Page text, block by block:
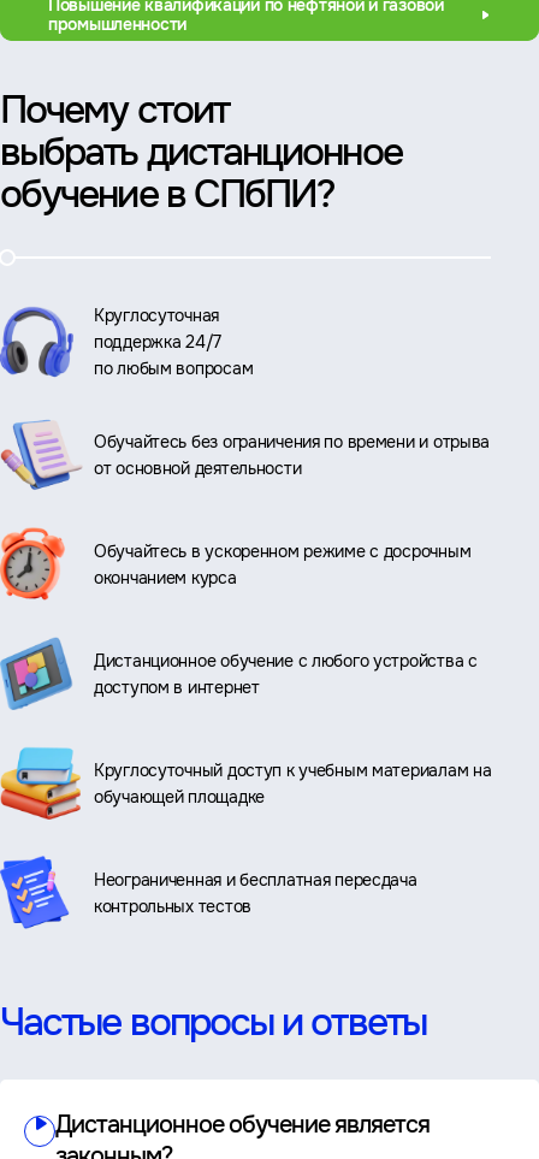
Повышение квалификации по нефтяной и газовой
промышленности
Почему стоит
выбрать дистанционное
обучение в СПбПИ?
Круглосуточная
поддержка 24/7
по любым вопросам
Обучайтесь без ограничения по времени и отрыва
от основной деятельности
Обучайтесь в ускоренном режиме с досрочным
окончанием курса
Дистанционное обучение с любого устройства с
доступом в интернет
Круглосуточный доступ к учебным материалам на
обучающей площадке
Неограниченная и бесплатная пересдача
контрольных тестов
Частые вопросы и ответы
Дистанционное обучение является